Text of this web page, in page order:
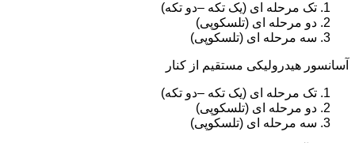
تک مرحله ای (یک تکه –دو تکه)
دو مرحله ای (تلسکوپی)
سه مرحله ای (تلسکوپی)
آسانسور هیدرولیکی مستقیم از کنار
تک مرحله ای (یک تکه –دو تکه)
دو مرحله ای (تلسکوپی)
سه مرحله ای (تلسکوپی)